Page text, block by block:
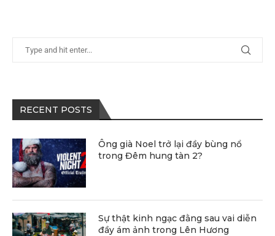
RECENT POSTS
Ông già Noel trở lại đầy bùng nổ
trong Đêm hung tàn 2?
Sự thật kinh ngạc đằng sau vai diễn
đầy ám ảnh trong Lên Hương